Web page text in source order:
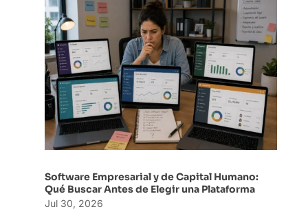
Software Empresarial y de Capital Humano:
Qué Buscar Antes de Elegir una Plataforma
Jul 30, 2026